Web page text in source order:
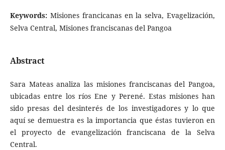
Keywords: Misiones francicanas en la selva, Evagelización,
Selva Central, Misiones franciscanas del Pangoa
Abstract
Sara Mateas analiza las misiones franciscanas del Pangoa,
ubicadas entre los ríos Ene y Perené. Estas misiones han
sido presas del desinterés de los investigadores y lo que
aquí se demuestra es la importancia que éstas tuvieron en
el proyecto de evangelización franciscana de la Selva
Central.